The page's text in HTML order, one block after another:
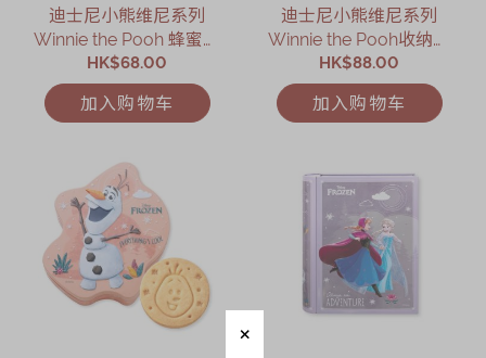
迪士尼小熊维尼系列
Winnie the Pooh 蜂蜜曲
奇礼盒
HK$68.00
加入购物车
迪士尼小熊维尼系列
Winnie the Pooh收纳礼
盒
HK$88.00
加入购物车